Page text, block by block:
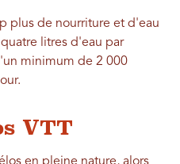
plus de nourriture et d'eau
litres d'eau par
minimum de 2 000
VTT